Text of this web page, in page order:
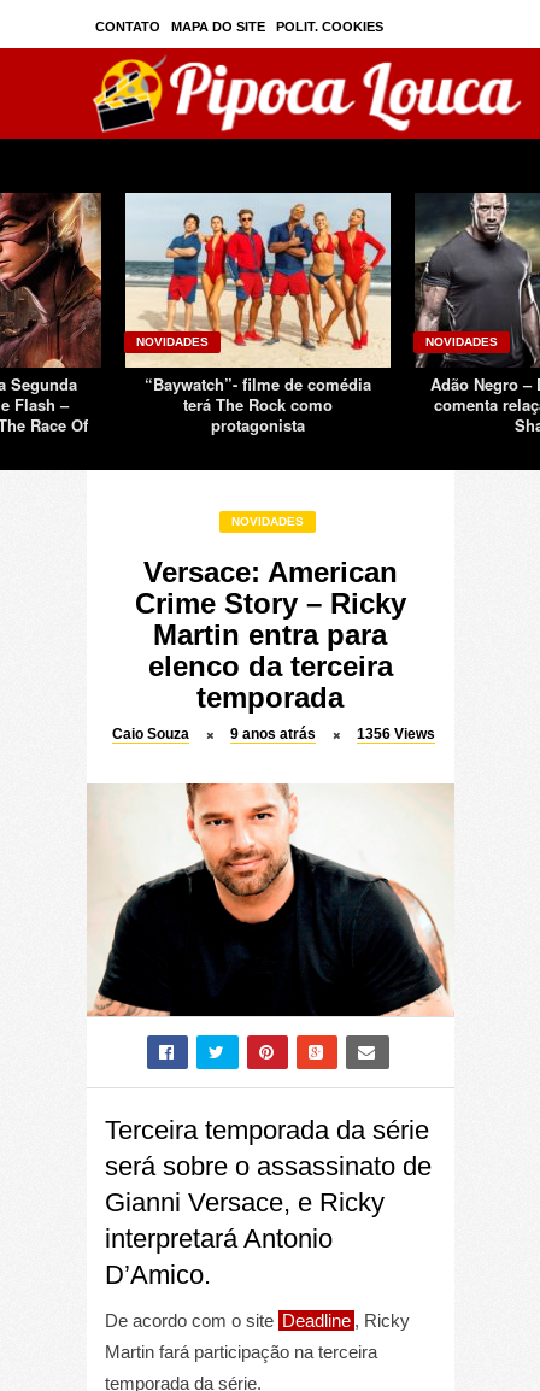
CONTATO MAPA DO SITE POLIT. COOKIES
PRIVAC./SEGURANÇA
Segunda
Flash –
Race Of
NOVIDADES
“Baywatch”- filme de comédia
terá The Rock como
protagonista
NOVIDADES
Adão Negro –
comenta
NOVIDADES
Versace: American
Crime Story – Ricky
Martin entra para
elenco da terceira
temporada
Caio Souza 9 anos atrás 1356 Views
Terceira temporada da série
será sobre o assassinato de
Gianni Versace, e Ricky
interpretará Antonio
D’Amico.
De acordo com o site Deadline , Ricky
Martin fará participação na terceira
temporada da série.